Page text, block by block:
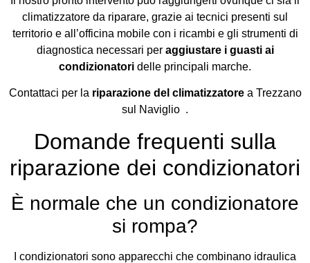
climatizzatore da riparare, grazie ai tecnici presenti sul
territorio e all’officina mobile con i ricambi e gli strumenti di
diagnostica necessari per aggiustare i guasti ai
condizionatori delle principali marche.
Contattaci per la riparazione del climatizzatorea Trezzano
sul Naviglio .
Domande frequenti sulla
riparazione dei condizionatori
È normale che un condizionatore
si rompa?
I condizionatori sono apparecchi che combinano idraulica